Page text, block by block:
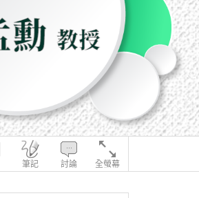
筆記 討論 全螢幕